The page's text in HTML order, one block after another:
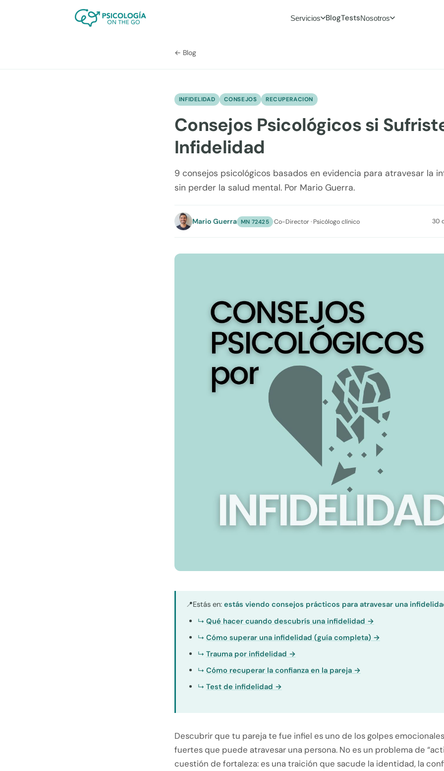
Servicios BlogTestsNosotros
← Blog
INFIDELIDAD CONSEJOS RECUPERACION
Consejos Psicológicos si
Infidelidad
9 consejos psicológicos basados en evidencia para atravesar la
sin perder la salud mental. Por Mario Guerra.
Mario Guerra MN 72425 ·Co-Director · Psicólogo clínico 30
📍Estás en: estás viendo consejos prácticos para atravesar una
Qué hacer cuando descubrís una infidelidad →
Cómo superar una infidelidad (guía completa) →
Trauma por infidelidad →
Cómo recuperar la confianza en la pareja →
Test de infidelidad →
Descubrir que tu pareja te fue infiel es uno de los golpes
fuertes que puede atravesar una persona. No es un problema de
cuestión de fortaleza: es una traición que sacude la identidad, la